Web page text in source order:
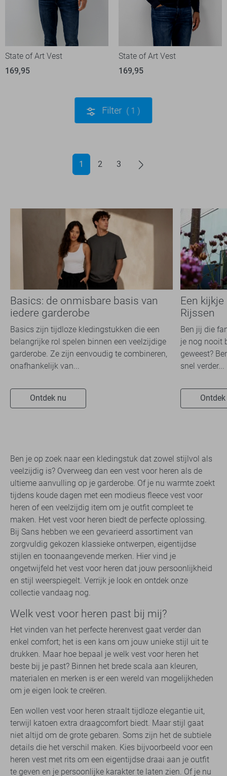
State of Art Vest
169,95
State of Art Vest
169,95
Filter 1
1 2 3
Basics: de onmisbare basis van
iedere garderobe
Basics zijn tijdloze kledingstukken die een
belangrijke rol spelen binnen een veelzijdige
garderobe. Ze zijn eenvoudig te combineren,
onafhankelijk van...
Ontdek nu
Een
Rijssen
Ben jij die
je nog nooit
geweest?
snel verder...
Ben je op zoek naar een kledingstuk dat zowel stijlvol als
veelzijdig is? Overweeg dan een vest voor heren als de
ultieme aanvulling op je garderobe. Of je nu warmte zoekt
tijdens koude dagen met een modieus fleece vest voor
heren of een veelzijdig item om je outfit compleet te
maken. Het vest voor heren biedt de perfecte oplossing.
Bij Sans hebben we een gevarieerd assortiment van
zorgvuldig gekozen klassieke ontwerpen, eigentijdse
stijlen en toonaangevende merken. Hier vind je
ongetwijfeld het vest voor heren dat jouw persoonlijkheid
en stijl weerspiegelt. Verrijk je look en ontdek onze
collectie vandaag nog.
Welk vest voor heren past bij mij?
Het vinden van het perfecte herenvest gaat verder dan
enkel comfort; het is een kans om jouw unieke stijl uit te
drukken. Maar hoe bepaal je welk vest voor heren het
beste bij je past? Binnen het brede scala aan kleuren,
materialen en merken is er een wereld van mogelijkheden
om je eigen look te creëren.
Een wollen vest voor heren straalt tijdloze elegantie uit,
terwijl katoen extra draagcomfort biedt. Maar stijl gaat
niet altijd om de grote gebaren. Soms zijn het de subtiele
details die het verschil maken. Kies bijvoorbeeld voor een
heren vest met rits om een eigentijdse draai aan je outfit
te geven en je persoonlijke karakter te laten zien. Of je nu